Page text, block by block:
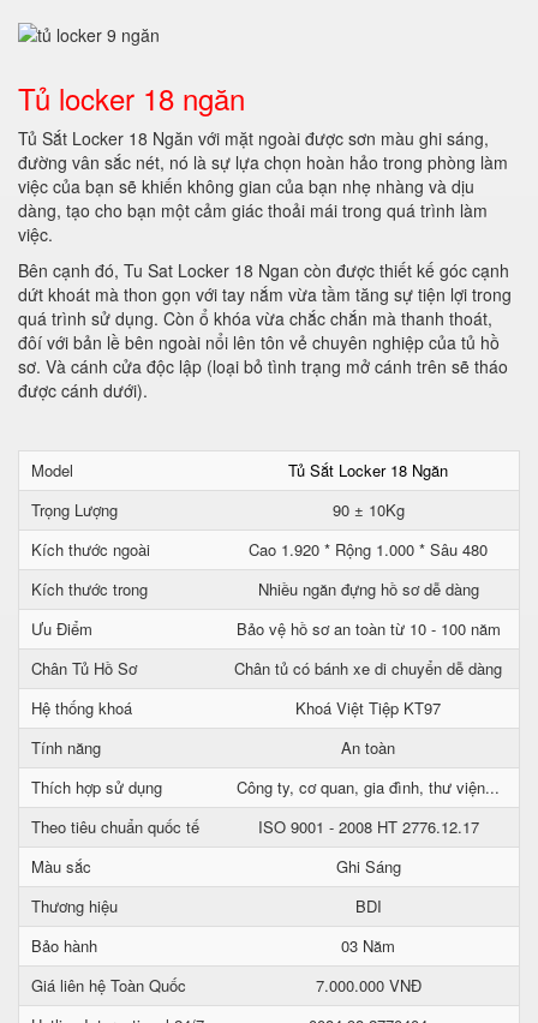
Tủ locker 18 ngăn
Tủ Sắt Locker 18 Ngăn với mặt ngoài được sơn màu ghi sáng,
đường vân sắc nét, nó là sự lựa chọn hoàn hảo trong phòng làm
việc của bạn sẽ khiến không gian của bạn nhẹ nhàng và dịu
dàng, tạo cho bạn một cảm giác thoải mái trong quá trình làm
việc.
Bên cạnh đó, Tu Sat Locker 18 Ngan còn được thiết kế góc cạnh
dứt khoát mà thon gọn với tay nắm vừa tầm tăng sự tiện lợi trong
quá trình sử dụng. Còn ổ khóa vừa chắc chắn mà thanh thoát,
đôí với bản lề bên ngoài nổi lên tôn vẻ chuyên nghiệp của tủ hồ
sơ. Và cánh cửa độc lập (loại bỏ tình trạng mở cánh trên sẽ tháo
được cánh dưới).
Model
Tủ Sắt Locker 18 Ngăn
Trọng Lượng
90 ± 10Kg
Kích thước ngoài
Cao 1.920 * Rộng 1.000 * Sâu 480
Kích thước trong
Nhiều ngăn đựng hồ sơ dễ dàng
Ưu Điểm
Bảo vệ hồ sơ an toàn từ 10 - 100 năm
Chân Tủ Hồ Sơ
Chân tủ có bánh xe di chuyển dễ dàng
Hệ thống khoá
Khoá Việt Tiệp KT97
Tính năng
An toàn
Thích hợp sử dụng
Công ty, cơ quan, gia đình, thư viện...
Theo tiêu chuẩn quốc tế
ISO 9001 - 2008 HT 2776.12.17
Màu sắc
Ghi Sáng
Thương hiệu
BDI
Bảo hành
03 Năm
Giá liên hệ Toàn Quốc
7.000.000 VNĐ